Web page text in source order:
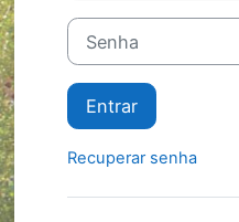
Senha
Entrar
Recuperar senha